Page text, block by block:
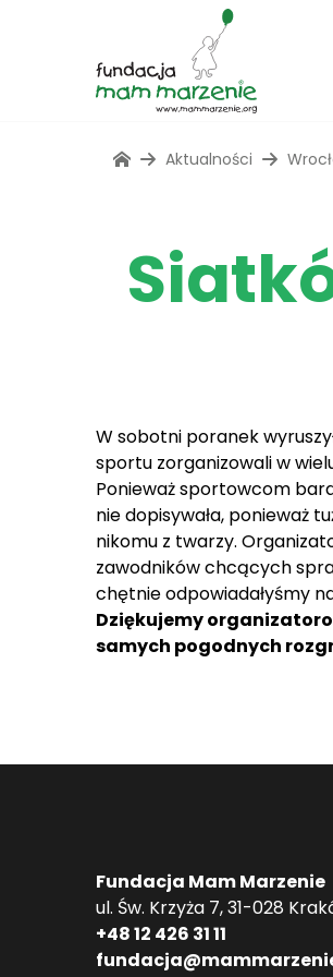
Aktualności
W sobotni poranek
sportu zorganizowali w
Ponieważ sportowcom
nie dopisywała, ponieważ
nikomu z twarzy.
zawodników chcących
chętnie odpowiadałyśmy
Dziękujemy
samych pogodnych
Fundacja Mam Marzenie
ul. Św. Krzyża 7, 31-028
+48 12 426 31 11